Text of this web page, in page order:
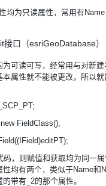
均为只读属性，常用有
口（esriGeoDatabase）
可读可写，经常用与对新
属性就不能被更改，所以
FieldClass();
码，则赋值和获取均为同一
性均有两个，类似于Name和
带有_2的那个属性。